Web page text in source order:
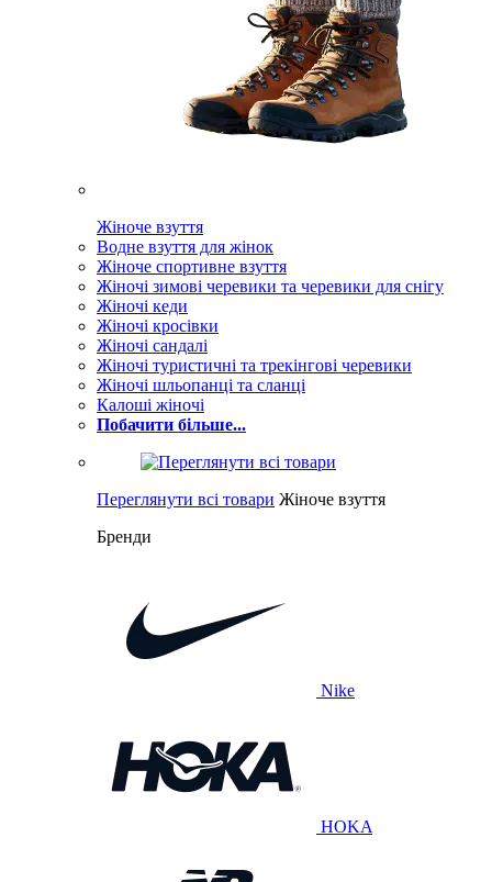
Жіноче взуття
Водне взуття для жінок
Жіноче спортивне взуття
Жіночі зимові черевики та черевики для снігу
Жіночі кеди
Жіночі кросівки
Жіночі сандалі
Жіночі туристичні та трекінгові черевики
Жіночі шльопанці та сланці
Калоші жіночі
Побачити більше...
Переглянути всі товари Жіноче взуття
Бренди
Nike
HOKA